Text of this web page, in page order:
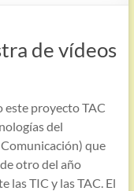
de vídeos
este proyecto TAC
del
que
otro del año
las TIC y las TAC. El